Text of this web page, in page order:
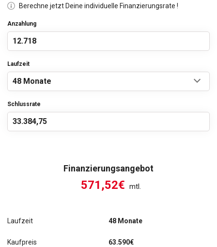
Berechne jetzt Deine individuelle Finanzierungsrate !
Anzahlung
Laufzeit
Schlussrate
Finanzierungsangebot
571,52€ mtl.
Laufzeit 48 Monate
Kaufpreis 63.590€